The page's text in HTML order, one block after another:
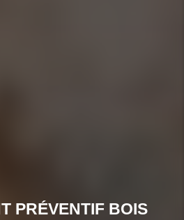
PRÉVENTIF BOIS